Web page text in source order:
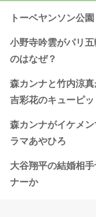
トーベヤンソン公
小野寺吟雲がパリ
のはなぜ？
森カンナと竹内涼
吉彩花のキューピッ
森カンナがイケメ
ラマあやひろ
大谷翔平の結婚相
ナーか